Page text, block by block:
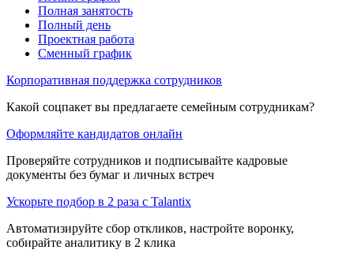
Полная занятость
Полный день
Проектная работа
Сменный график
Корпоративная поддержка сотрудников
Какой соцпакет вы предлагаете семейным сотрудникам?
Оформляйте кандидатов онлайн
Проверяйте сотрудников и подписывайте кадровые
документы без бумаг и личных встреч
Ускорьте подбор в 2 раза с Talantix
Автоматизируйте сбор откликов, настройте воронку,
собирайте аналитику в 2 клика